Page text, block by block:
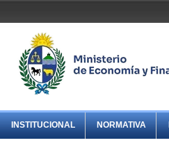
INSTITUCIONAL NORMATIVA